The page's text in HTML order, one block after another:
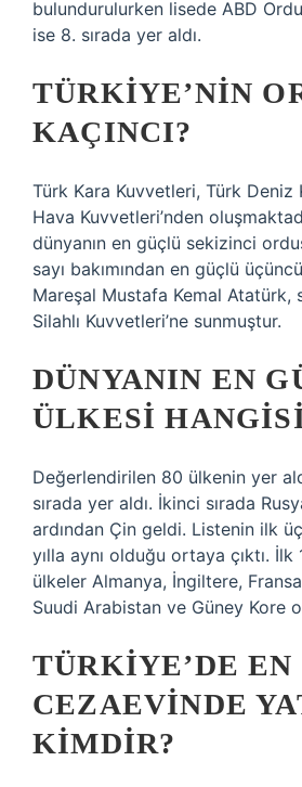
bulundurulurken lisede ABD
ise 8. sırada yer aldı.
TÜRKIYE’NIN
KAÇINCI?
Türk Kara Kuvvetleri, Türk Deniz
Hava Kuvvetleri’nden
dünyanın en güçlü sekizinci
sayı bakımından en güçlü
Mareşal Mustafa Kemal Atatürk,
Silahlı Kuvvetleri’ne sunmuştur.
DÜNYANIN EN
ÜLKESI
Değerlendirilen 80 ülkenin yer
sırada yer aldı. İkinci sırada
ardından Çin geldi. Listenin ilk üç
yılla aynı olduğu ortaya çıktı. İlk
ülkeler Almanya, İngiltere,
Suudi Arabistan ve Güney Kore
TÜRKIYE’DE EN
CEZAEVINDE
KIMDIR?